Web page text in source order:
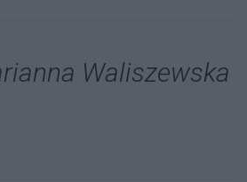
Waliszewska